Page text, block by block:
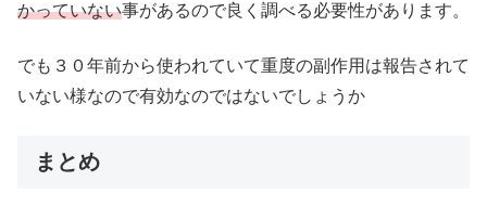
かっていない事があるので良く調べる必要性があります。
でも３０年前から使われていて重度の副作用は報告されて
いない様なので有効なのではないでしょうか
まとめ